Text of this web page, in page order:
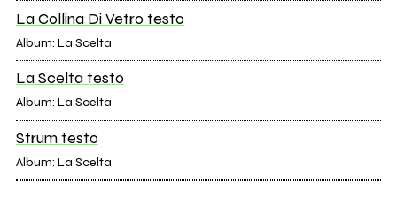
La Collina Di Vetro testo
Album: La Scelta
La Scelta testo
Album: La Scelta
Strum testo
Album: La Scelta